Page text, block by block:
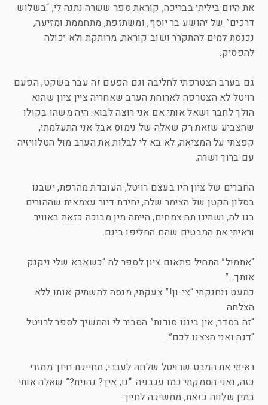
את היום ביליתי בבריכה, קוראת ספר ששרה נתנה לי, “בשלוש
דרכים” של יהושע בר יוסף, ומשתזפת, מתחממת ומזיעה,
נכנסת למים להתקרר ושוב קוראת, מרותקת ולא יכולה
להפסיק.
גם בערב הצטרפתי לחליבה וגם הפעם זה עבר בשקט, הפעם
רויטל לא הצטרפה לארוחת הערב שאחריה ציין ציון שהוא
הולך לחבר ושאל אותי אם אני רוצה לבוא. היה משהו בקולו
שהצביע שזאת רק שאלה של נימוס אבל אני התעלמתי,
קפצתי על המציאה, לא בא לי לבלות את הערב מול הטלוויזיה
עם ברוך ושרה.
החברים של ציון היו בעצם רויטל, העובדת מהרפת, ישבנו
בסלון הקטן של הצימר שלה, יחידת דיור עצמאית שההורים
בנו לה, ושתינו תה צמחים, הייתה מין מבוכה כזאת באוויר
וראיתי את המבטים שהם החליפו בינם.
“אתמול” התחיל פתאום ציון לספר לה “כשאבא שלי ניקנק
אותך…”
כמעט ונחנקתי “צי-ון!” צעקתי, מנסה להשתיק אותו ללא
הצלחה.
“זה בסדר, אין ביננו סודות” הסביר לי והמשיך לספר לרויטל
“דנה ואני הצצנו לכם”.
ראיתי את המבט שרויטל שלחה לעברי, מחייכת חיוך ממזרי
כזה, ואני הסמקתי כמו עגבניה. “נו, איך? נהנית?” שאלה אותי
במין שלווה כזאת, ממשיכה לחייך.